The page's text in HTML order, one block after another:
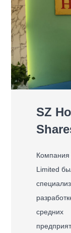
SZ
Компания
Limited
средних